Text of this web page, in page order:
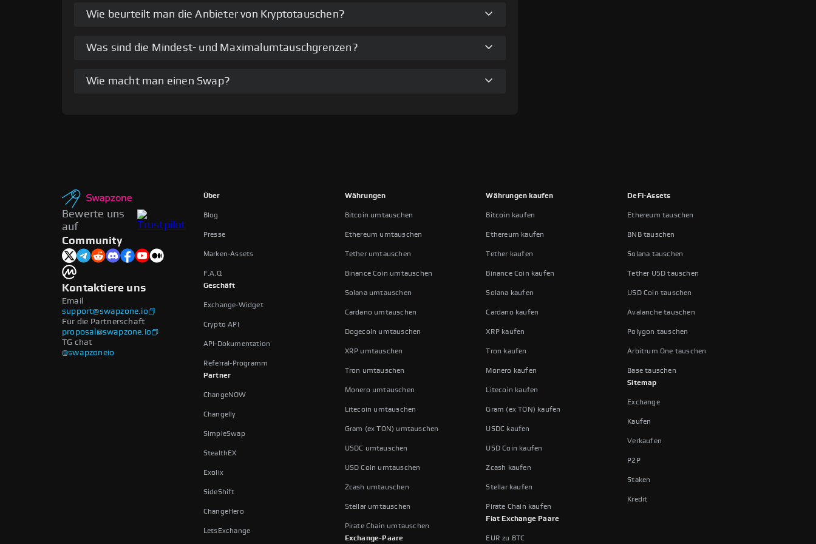
Wie beurteilt man die Anbieter von Kryptotauschen?
Was sind die Mindest- und Maximalumtauschgrenzen?
Wie macht man einen Swap?
Bewerte uns
auf
Community
Kontaktiere uns
Email
support@swapzone.io
Für die Partnerschaft
proposal@swapzone.io
TG chat
@swapzoneio
Über
Blog
Presse
Marken-Assets
F.A.Q
Geschäft
Exchange-Widget
Crypto API
API-Dokumentation
Referral-Programm
Partner
ChangeNOW
Changelly
SimpleSwap
StealthEX
Exolix
SideShift
ChangeHero
LetsExchange
Währungen
Bitcoin umtauschen
Ethereum umtauschen
Tether umtauschen
Binance Coin umtauschen
Solana umtauschen
Cardano umtauschen
Dogecoin umtauschen
XRP umtauschen
Tron umtauschen
Monero umtauschen
Litecoin umtauschen
Gram (ex TON) umtauschen
USDC umtauschen
USD Coin umtauschen
Zcash umtauschen
Stellar umtauschen
Pirate Chain umtauschen
Exchange-Paare
Währungen kaufen
Bitcoin kaufen
Ethereum kaufen
Tether kaufen
Binance Coin kaufen
Solana kaufen
Cardano kaufen
XRP kaufen
Tron kaufen
Monero kaufen
Litecoin kaufen
Gram (ex TON) kaufen
USDC kaufen
USD Coin kaufen
Zcash kaufen
Stellar kaufen
Pirate Chain kaufen
Fiat Exchange Paare
EUR zu BTC
DeFi-Assets
Ethereum tauschen
BNB tauschen
Solana tauschen
Tether USD tauschen
USD Coin tauschen
Avalanche tauschen
Polygon tauschen
Arbitrum One tauschen
Base tauschen
Sitemap
Exchange
Kaufen
Verkaufen
P2P
Staken
Kredit